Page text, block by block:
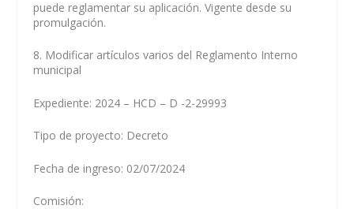
puede reglamentar su aplicación. Vigente desde su
promulgación.
8. Modificar artículos varios del Reglamento Interno
municipal
Expediente: 2024 – HCD – D -2-29993
Tipo de proyecto: Decreto
Fecha de ingreso: 02/07/2024
Comisión: